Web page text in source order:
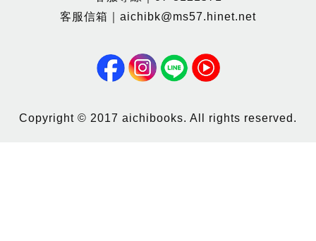
客服信箱｜aichibk@ms57.hinet.net
Copyright © 2017 aichibooks. All rights reserved.